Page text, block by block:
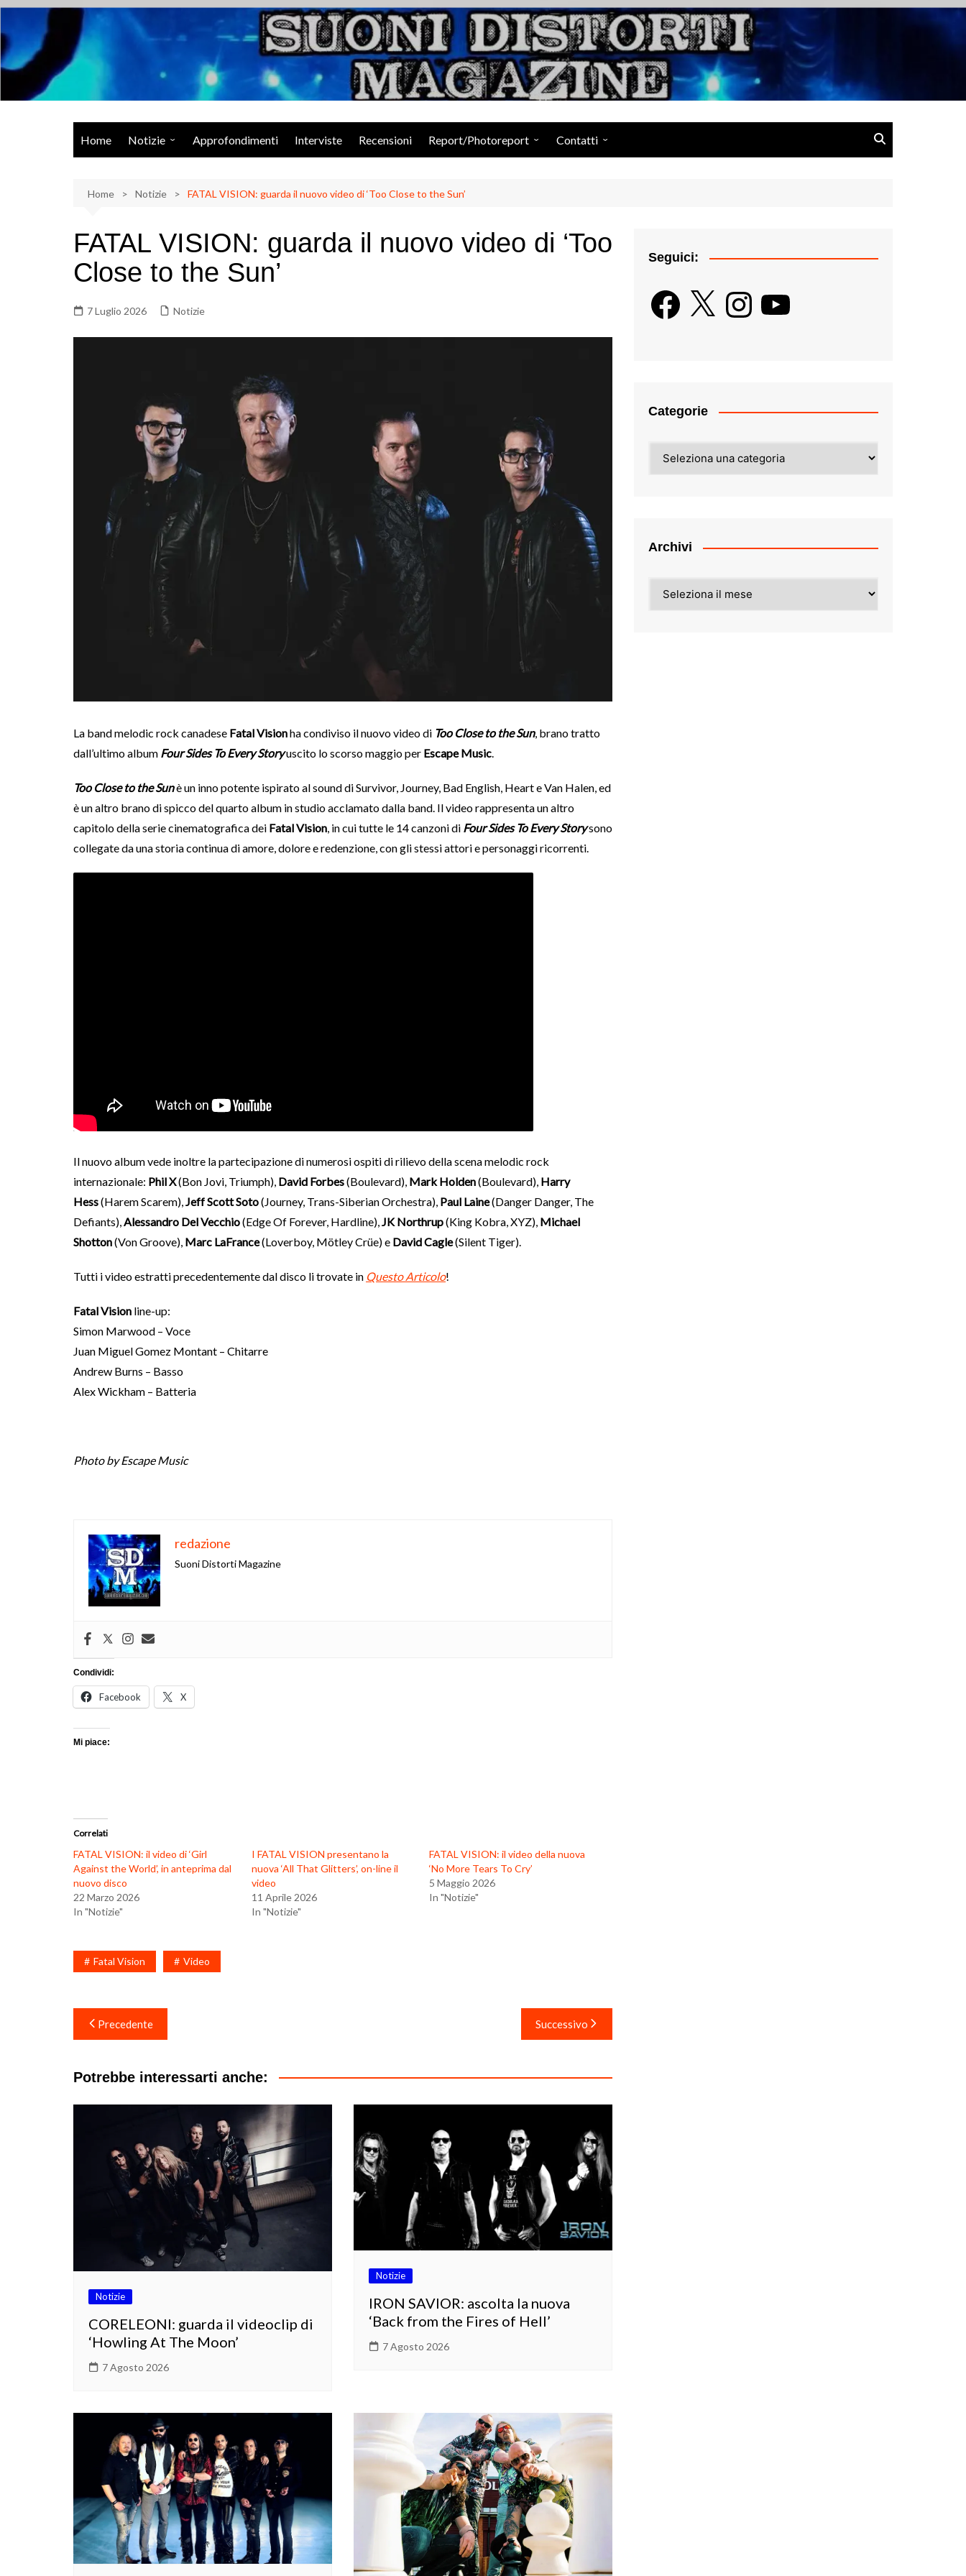
Salta
contenuto
Suoni Distorti Magazine
Musica Rock, Metal, Punk e varie sonorità alternative
Home Notizie
Eventi
Libri
Approfondimenti Interviste Recensioni Report/Photoreport Contatti
Home Notizie FATAL VISION: guarda il nuovo video di ‘Too Close to the Sun’
FATAL VISION: guarda il nuovo video di ‘Too
Close to the Sun’
7 Luglio 2026 Notizie
La band melodic rock canadese Fatal Visionha condiviso il nuovo video di Too Close to the Sun, brano tratto
dall’ultimo album Four Sides To Every Storyuscito lo scorso maggio per Escape Music.
Too Close to the Sunè un inno potente ispirato al sound di Survivor, Journey, Bad English, Heart e Van Halen, ed
è un altro brano di spicco del quarto album in studio acclamato dalla band. Il video rappresenta un altro
capitolo della serie cinematografica dei Fatal Vision, in cui tutte le 14 canzoni di Four Sides To Every Storysono
collegate da una storia continua di amore, dolore e redenzione, con gli stessi attori e personaggi ricorrenti.
Il nuovo album vede inoltre la partecipazione di numerosi ospiti di rilievo della scena melodic rock
internazionale: Phil X(Bon Jovi, Triumph), David Forbes(Boulevard), Mark Holden(Boulevard), Harry
Hess(Harem Scarem),Jeff Scott Soto(Journey, Trans-Siberian Orchestra), Paul Laine(Danger Danger, The
Defiants),Alessandro Del Vecchio(Edge Of Forever, Hardline),JK Northrup(King Kobra, XYZ), Michael
Shotton(Von Groove), Marc LaFrance(Loverboy, Mötley Crüe) e David Cagle(Silent Tiger).
Tutti i video estratti precedentemente dal disco li trovate in Questo Articolo!
Fatal Vision line-up:
Simon Marwood – Voce
Juan Miguel Gomez Montant – Chitarre
Andrew Burns – Basso
Alex Wickham – Batteria
Photo by Escape Music
redazione
Suoni Distorti Magazine
Condividi:
Facebook X
Mi piace:
Correlati
FATAL VISION: il video di ‘Girl
Against the World’, in anteprima dal
nuovo disco
22 Marzo 2026
In "Notizie"
I FATAL VISION presentano la
nuova ‘All That Glitters’, on-line il
video
11 Aprile 2026
In "Notizie"
FATAL VISION: il video della nuova
‘No More Tears To Cry’
5 Maggio 2026
In "Notizie"
Fatal Vision Video
Navigazione
articoli
Precedente Successivo
Potrebbe interessarti anche:
Notizie
CORELEONI: guarda il videoclip di
‘Howling At The Moon’
7 Agosto 2026
Notizie
IRON SAVIOR: ascolta la nuova
‘Back from the Fires of Hell’
7 Agosto 2026
Seguici:
Facebook
X InstagramYouTube
Categorie
Archivi